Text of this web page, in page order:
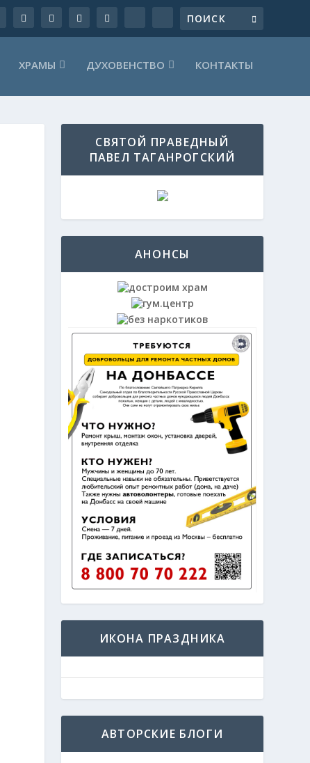
ХРАМЫ ДУХОВЕНСТВО КОНТАКТЫ
СВЯТОЙ ПРАВЕДНЫЙ
ПАВЕЛ ТАГАНРОГСКИЙ
АНОНСЫ
ИКОНА ПРАЗДНИКА
АВТОРСКИЕ БЛОГИ